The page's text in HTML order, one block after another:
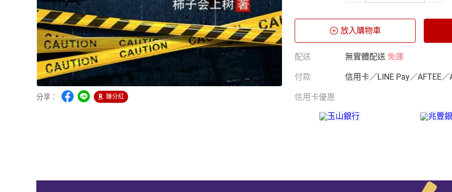
分享： 賺分紅
放入購物車
配送 無實體配送 免運
付款 信用卡／LINE Pay／AFTEE／
信用卡優惠